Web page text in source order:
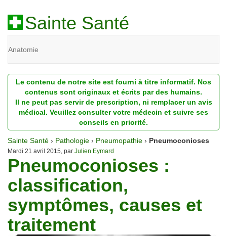
Sainte Santé
Anatomie
Diagnostic
Dossiers
Homéopathie
Nutrition
Pathologie
Psychologie
Recherches
Traitements
Le contenu de notre site est fourni à titre informatif. Nos
contenus sont originaux et écrits par des humains.
Il ne peut pas servir de prescription, ni remplacer un avis
médical. Veuillez consulter votre médecin et suivre ses
conseils en priorité.
Sainte Santé › Pathologie › Pneumopathie › Pneumoconioses
Mardi 21 avril 2015, par Julien Eymard
Pneumoconioses :
classification,
symptômes, causes et
traitement